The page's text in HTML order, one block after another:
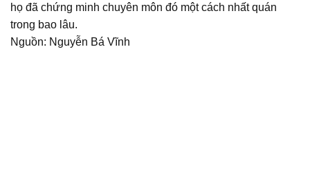
họ đã chứng minh chuyên môn đó một cách nhất quán
trong bao lâu.
Nguồn: Nguyễn Bá Vĩnh